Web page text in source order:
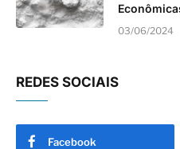
03/06/2024
REDES SOCIAIS
Facebook